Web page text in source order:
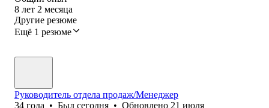
8 лет 2 месяца
Другие резюме
Ещё 1 резюме
Руководитель отдела продаж/Менеджер
34 года • Был сегодня • Обновлено 21 июля